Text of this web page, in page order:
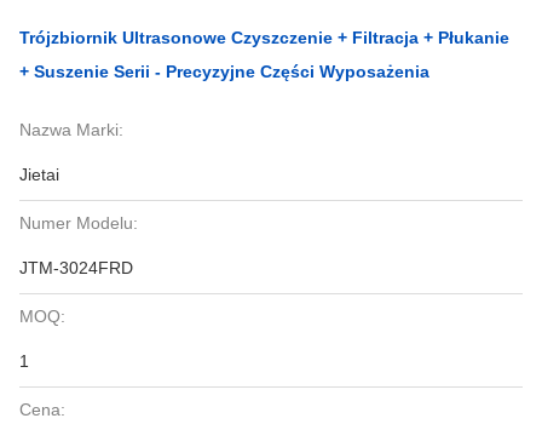
Trójzbiornik Ultrasonowe Czyszczenie + Filtracja + Płukanie
+ Suszenie Serii - Precyzyjne Części Wyposażenia
Nazwa Marki:
Jietai
Numer Modelu:
JTM-3024FRD
MOQ:
1
Cena: